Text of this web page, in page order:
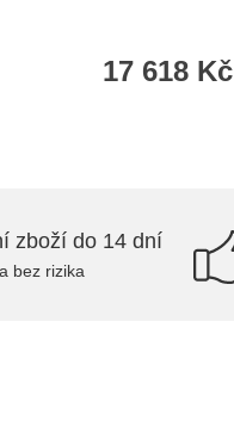
17 618 Kč
zboží do 14 dní
bez rizika